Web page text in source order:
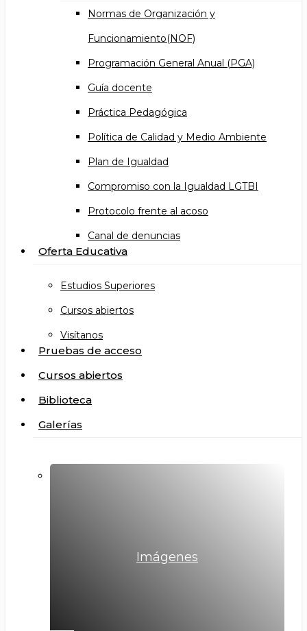
Normas de Organización y
Funcionamiento(NOF)
Programación General Anual (PGA)
Guía docente
Práctica Pedagógica
Política de Calidad y Medio Ambiente
Plan de Igualdad
Compromiso con la Igualdad LGTBI
Protocolo frente al acoso
Canal de denuncias
Oferta Educativa
Estudios Superiores
Cursos abiertos
Visítanos
Pruebas de acceso
Cursos abiertos
Biblioteca
Galerías
Imágenes